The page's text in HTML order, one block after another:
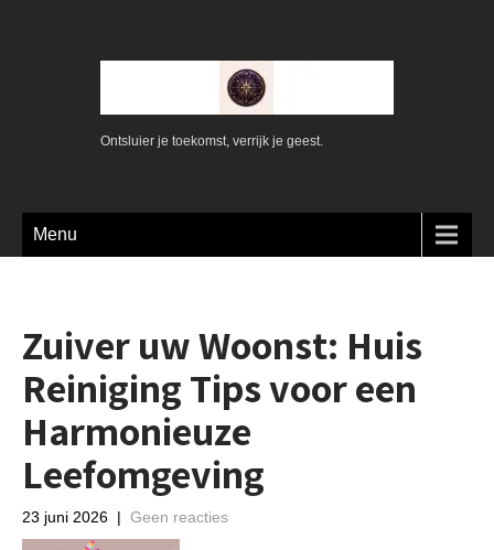
Ontsluier je toekomst, verrijk je geest.
Menu
Zuiver uw Woonst: Huis
Reiniging Tips voor een
Harmonieuze
Leefomgeving
23 juni 2026 | Geen reacties